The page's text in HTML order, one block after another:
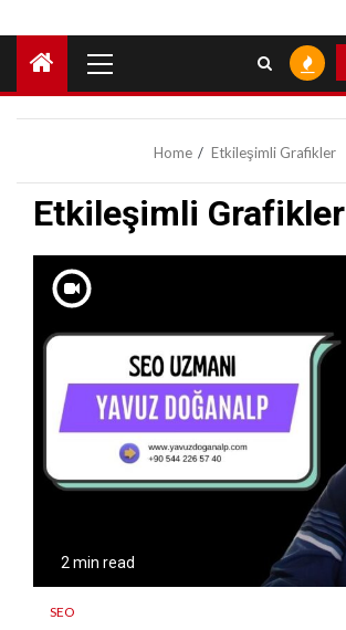
Menu
Home Etkileşimli Grafikler
Etkileşimli Grafikler
2 min read
SEO